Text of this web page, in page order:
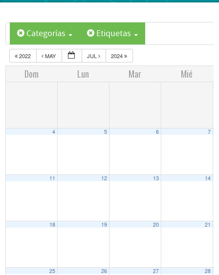
Categorías Etiquetas
2022 MAY JUL 2024
Dom Lun Mar Mié
4 5 6 7
11 12 13 14
18 19 20 21
25 26 27 28